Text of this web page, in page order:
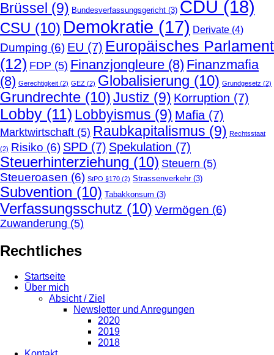
Brüssel (9) Bundesverfassungsgericht (3) CDU (18)
CSU (10) Demokratie (17) Derivate (4)
Dumping (6) EU (7) Europäisches Parlament
(12) FDP (5) Finanzjongleure (8) Finanzmafia
(8) Gerechtigkeit (2) GEZ (2) Globalisierung (10) Grundgesetz (2)
Grundrechte (10)Justiz (9) Korruption (7)
Lobby (11) Lobbyismus (9) Mafia (7)
Marktwirtschaft (5) Raubkapitalismus (9) Rechtsstaat
(2) Risiko (6) SPD (7) Spekulation (7)
Steuerhinterziehung (10) Steuern (5)
Steueroasen (6) StPO §170 (2) Strassenverkehr(3)
Subvention (10) Tabakkonsum (3)
Verfassungsschutz (10) Vermögen (6)
Zuwanderung (5)
Rechtliches
Startseite
Über mich
Absicht / Ziel
Newsletter und Anregungen
2020
2019
2018